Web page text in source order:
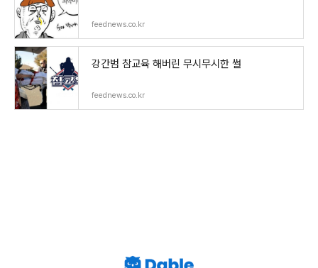
feednews.co.kr
강간범 참교육 해버린 무시무시한 썰
feednews.co.kr